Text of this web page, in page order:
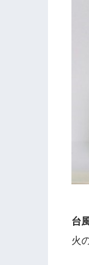
台
火